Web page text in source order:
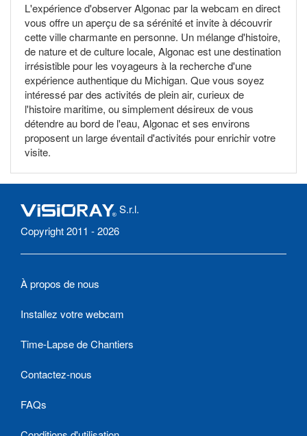
L'expérience d'observer Algonac par la webcam en direct
vous offre un aperçu de sa sérénité et invite à découvrir
cette ville charmante en personne. Un mélange d'histoire,
de nature et de culture locale, Algonac est une destination
irrésistible pour les voyageurs à la recherche d'une
expérience authentique du Michigan. Que vous soyez
intéressé par des activités de plein air, curieux de
l'histoire maritime, ou simplement désireux de vous
détendre au bord de l'eau, Algonac et ses environs
proposent un large éventail d'activités pour enrichir votre
visite.
S.r.l.
Copyright 2011 - 2026
À propos de nous
Installez votre webcam
Time-Lapse de Chantiers
Contactez-nous
FAQs